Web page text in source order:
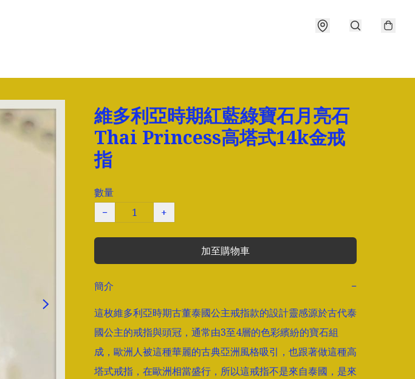
維多利亞時期紅藍綠寶石月亮石
Thai Princess高塔式14k金戒
指
數量
−
+
加至購物車
簡介
−
這枚維多利亞時期古董泰國公主戒指款的設計靈感源於古代泰
國公主的戒指與頭冠，通常由3至4層的色彩繽紛的寶石組
成，歐洲人被這種華麗的古典亞洲風格吸引，也跟著做這種高
塔式戒指，在歐洲相當盛行，所以這戒指不是來自泰國，是來